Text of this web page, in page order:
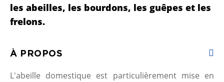
les abeilles, les bourdons, les guêpes et les
frelons.
À PROPOS
L'abeille domestique est particulièrement mise en